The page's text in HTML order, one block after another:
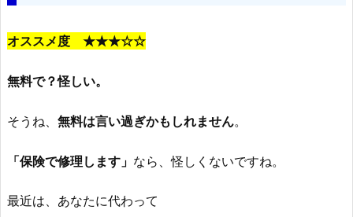
オススメ度 ★★★☆☆
無料で？怪しい。
そうね、 無料は言い過ぎかもしれません。
「保険で修理します」 なら、怪しくないですね。
最近は、あなたに代わって